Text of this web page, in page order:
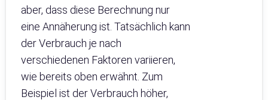
aber, dass diese Berechnung nur
eine Annäherung ist. Tatsächlich kann
der Verbrauch je nach
verschiedenen Faktoren variieren,
wie bereits oben erwähnt. Zum
Beispiel ist der Verbrauch höher,